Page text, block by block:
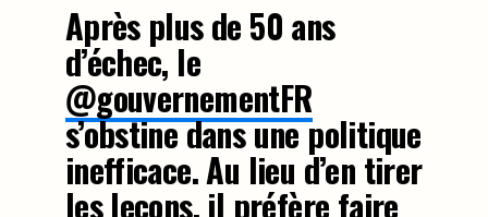
Après plus de 50 ans
d’échec, le
@gouvernementFR
s’obstine dans une politique
inefficace. Au lieu d’en tirer
les leçons, il préfère faire